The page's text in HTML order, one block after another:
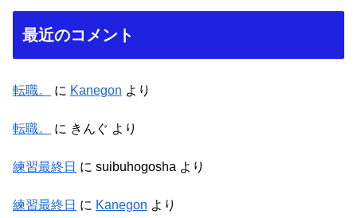
最近のコメント
転職。 に Kanegon より
転職。 に きんぐ より
練習最終日 に suibuhogosha より
練習最終日 に Kanegon より